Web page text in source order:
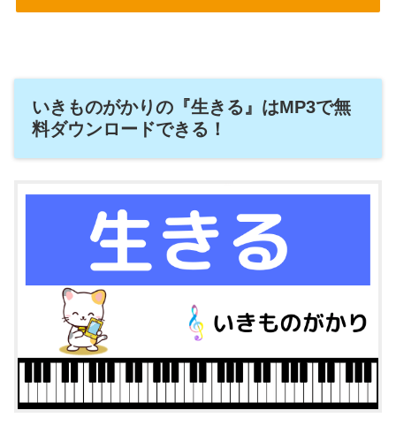
いきものがかりの『生きる』はMP3で無
料ダウンロードできる！